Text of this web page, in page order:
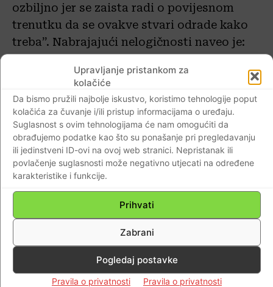
Upravljanje pristankom za
kolačiće
Da bismo pružili najbolje iskustvo, koristimo tehnologije poput
kolačića za čuvanje i/ili pristup informacijama o uređaju.
Suglasnost s ovim tehnologijama će nam omogućiti da
obrađujemo podatke kao što su ponašanje pri pregledavanju
ili jedinstveni ID-ovi na ovoj web stranici. Nepristanak ili
povlačenje suglasnosti može negativno utjecati na određene
karakteristike i funkcije.
Prihvati
Zabrani
Pogledaj postavke
Pravila o privatnosti Pravila o privatnosti
ozbiljno jer se zaista radi o povijesnom
trenutku da se ovakve stvari odrade kako
treba”. Nabrajajući nelogičnosti naveo je:
smanjenje relativnih odnosa unutar
sustava, ponižavanje i spuštanje statusa
znanosti i visokog obrazovanja u odnosu
na druge sustave te činjenicu da druga
radna mjesta važna za sustav (Carnet i
Srce) – nisu uređena kako treba.
”Knjižničari su navedeni pod Ministarstvo
kulture, a većina ih radi u sustavu znanosti
i obrazovanja”, dodao je Bagić navevši kako
postoji niz radnih mjesta koja nisu
adekvatno tretirana prema složenosti i
odgovornosti (tehničar, predavač,
stručnjak, suradnik).